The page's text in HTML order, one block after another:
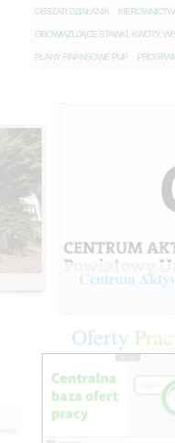
OBSZAR DZIAŁANIA K
OBOWIĄZUJĄCE STAWKI, KWOTY,
PLANY FINANSOWE PUP P
Centrum
Oferty